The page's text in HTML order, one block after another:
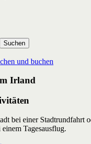
Suchen
Irland
bei einer Stadtrundfahrt
Tagesausflug.